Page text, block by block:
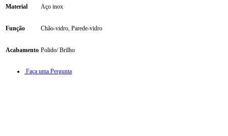
Faça uma Pergunta
Material Aço inox
Função Chão-vidro, Parede-vidro
Acabamento Polido/ Brilho